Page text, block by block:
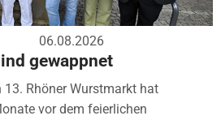
06.08.2026
gewappnet
13. Rhöner Wurstmarkt hat
vor dem feierlichen